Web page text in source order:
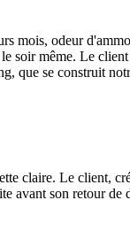
mois, odeur
soir même. Le
que se construit
claire. Le client,
son retour de